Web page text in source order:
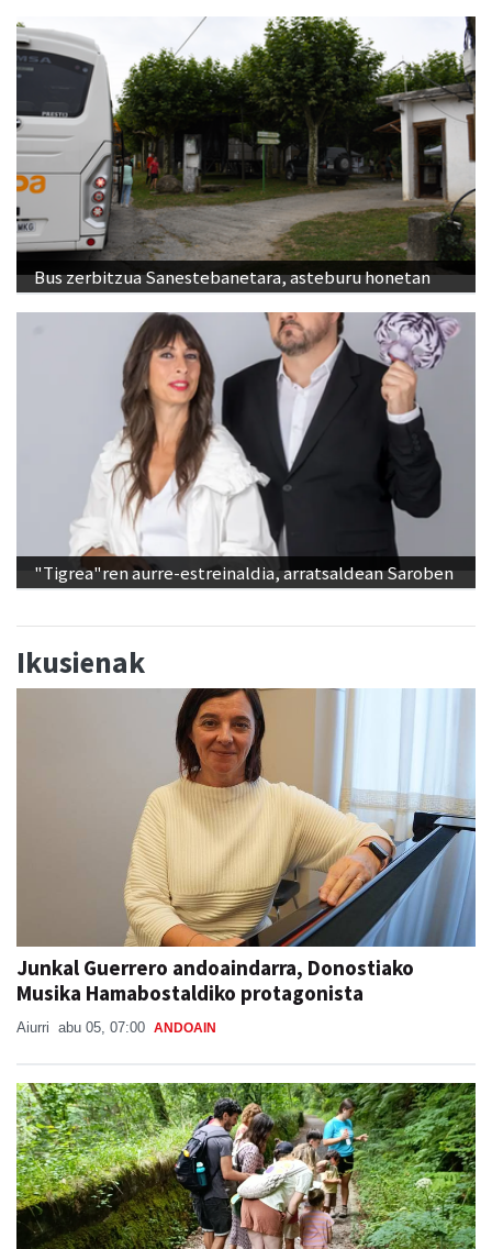
Bus zerbitzua Sanestebanetara, asteburu honetan
"Tigrea"ren aurre-estreinaldia, arratsaldean Saroben
Ikusienak
Junkal Guerrero andoaindarra, Donostiako
Musika Hamabostaldiko protagonista
Aiurri abu 05, 07:00 ANDOAIN